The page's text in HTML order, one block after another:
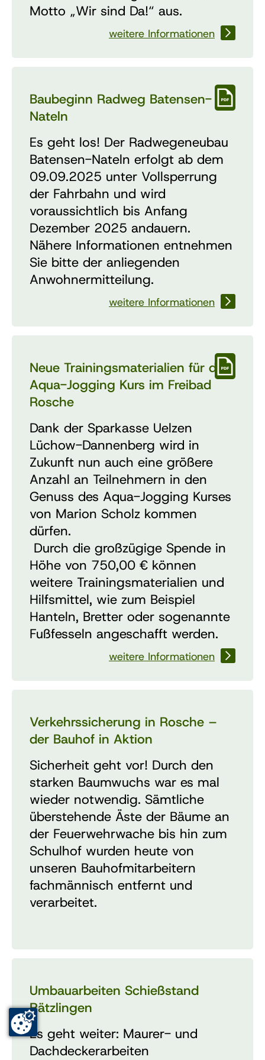
Motto „Wir sind Da!“ aus.
weitere Informationen
Baubeginn Radweg Batensen-
Nateln
Es geht los! Der Radwegeneubau
Batensen-Nateln erfolgt ab dem
09.09.2025 unter Vollsperrung
der Fahrbahn und wird
voraussichtlich bis Anfang
Dezember 2025 andauern.
Nähere Informationen entnehmen
Sie bitte der anliegenden
Anwohnermitteilung.
weitere Informationen
Neue Trainingsmaterialien für den
Aqua-Jogging Kurs im Freibad
Rosche
Dank der Sparkasse Uelzen
Lüchow-Dannenberg wird in
Zukunft nun auch eine größere
Anzahl an Teilnehmern in den
Genuss des Aqua-Jogging Kurses
von Marion Scholz kommen
dürfen.
Durch die großzügige Spende in
Höhe von 750,00 € können
weitere Trainingsmaterialien und
Hilfsmittel, wie zum Beispiel
Hanteln, Bretter oder sogenannte
Fußfesseln angeschafft werden.
weitere Informationen
Verkehrssicherung in Rosche –
der Bauhof in Aktion
Sicherheit geht vor! Durch den
starken Baumwuchs war es mal
wieder notwendig. Sämtliche
überstehende Äste der Bäume an
der Feuerwehrwache bis hin zum
Schulhof wurden heute von
unseren Bauhofmitarbeitern
fachmännisch entfernt und
verarbeitet.
Umbauarbeiten Schießstand
Rätzlingen
Es geht weiter: Maurer- und
Dachdeckerarbeiten